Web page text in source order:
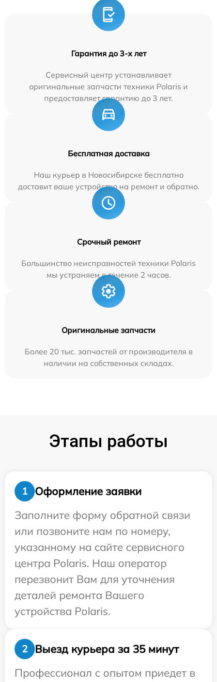
Гарантия до 3-х лет
Сервисный центр устанавливает
оригинальные запчасти техники Polaris и
предоставляет гарантию до 3 лет.
Бесплатная доставка
Наш курьер в Новосибирске бесплатно
доставит ваше устройство на ремонт и обратно.
Срочный ремонт
Большинство неисправностей техники Polaris
мы устраняем в течение 2 часов.
Оригинальные запчасти
Более 20 тыс. запчастей от производителя в
наличии на собственных складах.
Этапы работы
1
Оформление заявки
Заполните форму обратной связи
или позвоните нам по номеру,
указанному на сайте сервисного
центра Polaris. Наш оператор
перезвонит Вам для уточнения
деталей ремонта Вашего
устройства Polaris.
2
Выезд курьера за 35 минут
Профессионал с опытом приедет в